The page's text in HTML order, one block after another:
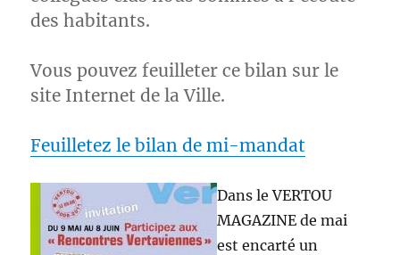
des habitants.
Vous pouvez feuilleter ce bilan sur le
site Internet de la Ville.
Feuilletez le bilan de mi-mandat
Dans le VERTOU
MAGAZINE de mai
est encarté un